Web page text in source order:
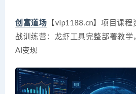
创富道场 【vip1188.cn】项目课
战训练营：龙虾工具完整部署教
AI变现